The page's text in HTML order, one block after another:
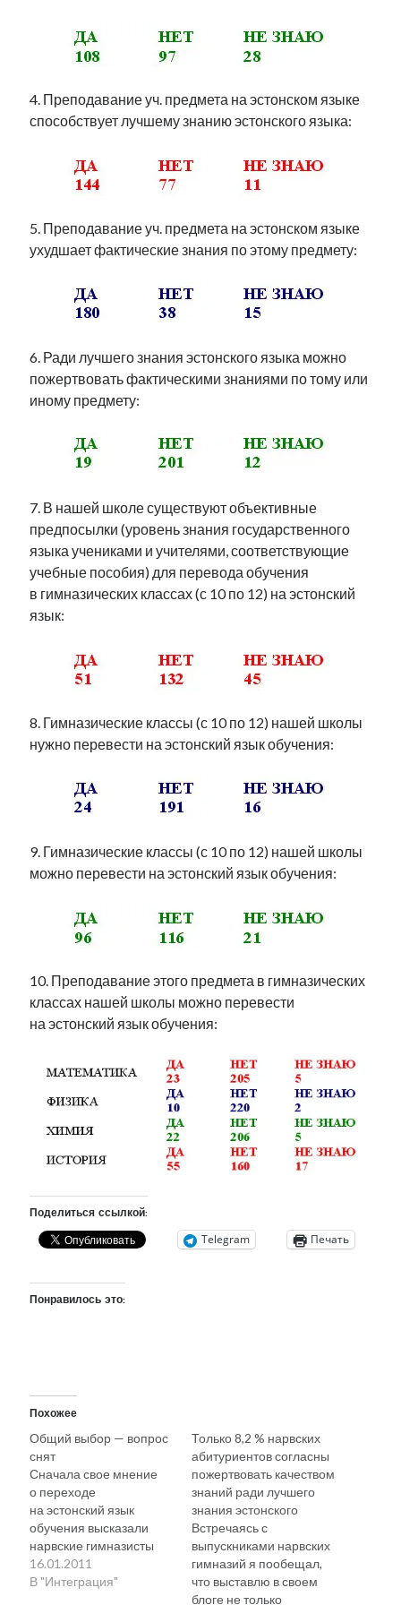
4. Преподавание уч. предмета на эстонском языке
способствует лучшему знанию эстонского языка:
5. Преподавание уч. предмета на эстонском языке
ухудшает фактические знания по этому предмету:
6. Ради лучшего знания эстонского языка можно
пожертвовать фактическими знаниями по тому или
иному предмету:
7. В нашей школе существуют объективные
предпосылки (уровень знания государственного
языка учениками и учителями, соответствующие
учебные пособия) для перевода обучения
в гимназических классах (с 10 по 12) на эстонский
язык:
8. Гимназические классы (с 10 по 12) нашей школы
нужно перевести на эстонский язык обучения:
9. Гимназические классы (с 10 по 12) нашей школы
можно перевести на эстонский язык обучения:
10. Преподавание этого предмета в гимназических
классах нашей школы можно перевести
на эстонский язык обучения:
Поделиться ссылкой:
Telegram Печать
Понравилось это:
Похожее
Общий выбор — вопрос
снят
Сначала свое мнение
о переходе
на эстонский язык
обучения высказали
нарвские гимназисты
(см. «89,6 % нарвских
абитуриентов
16.01.2011
В "Интеграция"
Только 8,2 % нарвских
абитуриентов согласны
пожертвовать качеством
знаний ради лучшего
знания эстонского
Встречаясь с
выпускниками нарвских
гимназий я пообещал,
что выставлю в своем
блоге не только